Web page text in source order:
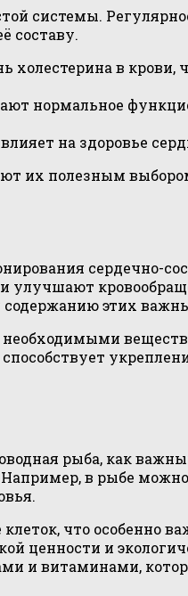
системы.
составу.
холестерина в
нормальное
на здоровье
их полезным
сердечно-
содержанию этих
рыба, как
в рыбе
что особенно
ценности и
и витаминами,